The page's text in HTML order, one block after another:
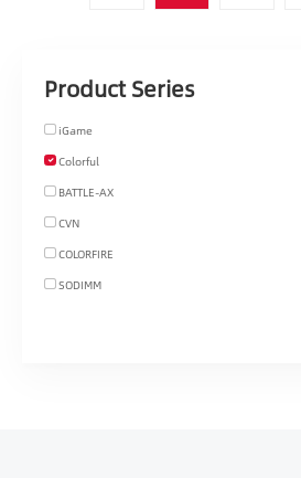
Product Series
iGame
Colorful
BATTLE-AX
CVN
COLORFIRE
SODIMM